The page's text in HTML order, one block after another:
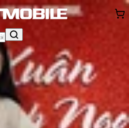
Tay So SánhTư vấnKhuyến
App - GameThông báoKhách